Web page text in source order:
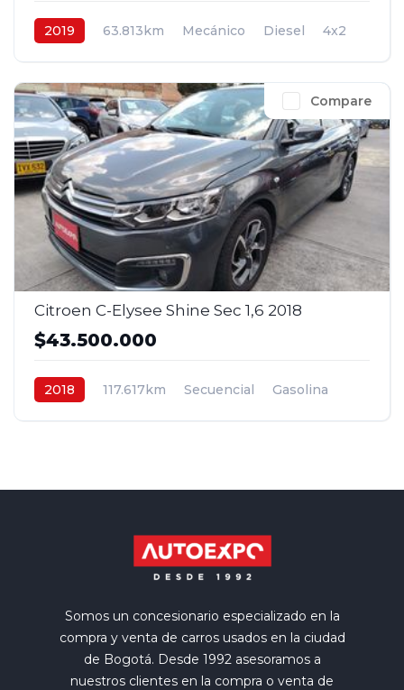
2019 63.813km Mecánico Diesel
4x2
Compare
Citroen C-Elysee Shine Sec 1,6 2018
$43.500.000
2018 117.617km Secuencial
Gasolina
Somos un concesionario especializado en la
compra y venta de carros usados en la ciudad
de Bogotá. Desde 1992 asesoramos a
nuestros clientes en la compra o venta de